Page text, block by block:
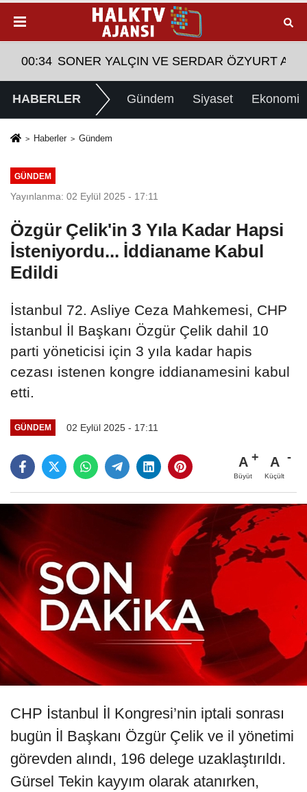
ARASINDA YEMEK MASASI MI PR ANLAŞMASI
08:28 Tasarruf finansman şirketlerine sınırlama
HABERLER Gündem Siyaset Ekonomi
Haberler Gündem
GÜNDEM
Yayınlanma: 02 Eylül 2025 - 17:11
Özgür Çelik'in 3 Yıla Kadar Hapsi
İsteniyordu... İddianame Kabul
Edildi
İstanbul 72. Asliye Ceza Mahkemesi, CHP
İstanbul İl Başkanı Özgür Çelik dahil 10
parti yöneticisi için 3 yıla kadar hapis
cezası istenen kongre iddianamesini kabul
etti.
GÜNDEM 02 Eylül 2025 - 17:11
A
Büyüt
A
Küçült
CHP İstanbul İl Kongresi’nin iptali sonrası
bugün İl Başkanı Özgür Çelik ve il yönetimi
görevden alındı, 196 delege uzaklaştırıldı.
Gürsel Tekin kayyım olarak atanırken,